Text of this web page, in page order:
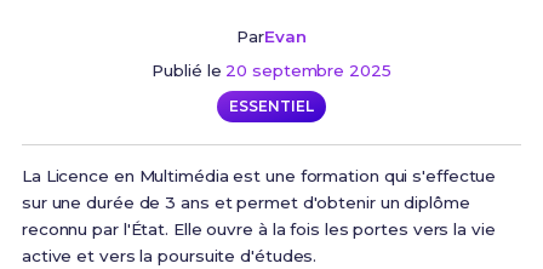
ParEvan
Publié le 20 septembre 2025
ESSENTIEL
La Licence en Multimédia est une formation qui s'effectue
sur une durée de 3 ans et permet d'obtenir un diplôme
reconnu par l'État. Elle ouvre à la fois les portes vers la vie
active et vers la poursuite d'études.